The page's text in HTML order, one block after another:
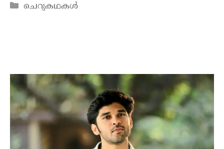
ചെറുകഥകൾ